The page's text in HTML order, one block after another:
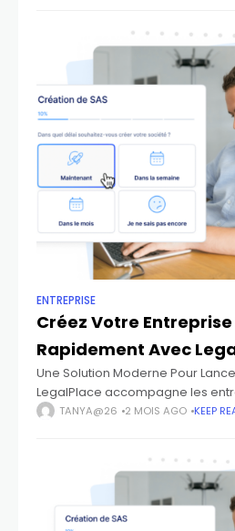
ENTREPRISE
Créez Votre Entreprise
Rapidement Avec
Une Solution Moderne Pour
LegalPlace accompagne les
création et la gestion de leur
TANYA@26 2 MOIS AGO KEEP